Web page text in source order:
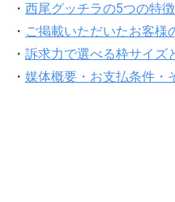
・ 西尾グッチラの5つの特徴
・ ご掲載いただいたお客様
・ 訴求力で選べる枠サイズ
・ 媒体概要・お支払条件・